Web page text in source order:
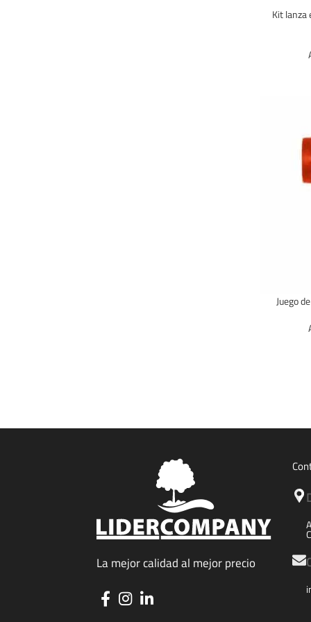
Kit lanza
Juego
La mejor calidad al mejor precio